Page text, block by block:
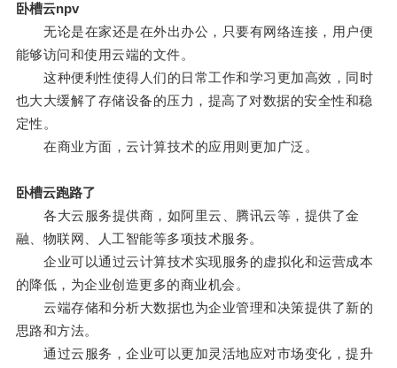
卧槽云npv
无论是在家还是在外出办公，只要有网络连接，用户便
能够访问和使用云端的文件。
这种便利性使得人们的日常工作和学习更加高效，同时
也大大缓解了存储设备的压力，提高了对数据的安全性和稳
定性。
在商业方面，云计算技术的应用则更加广泛。
卧槽云跑路了
各大云服务提供商，如阿里云、腾讯云等，提供了金
融、物联网、人工智能等多项技术服务。
企业可以通过云计算技术实现服务的虚拟化和运营成本
的降低，为企业创造更多的商业机会。
云端存储和分析大数据也为企业管理和决策提供了新的
思路和方法。
通过云服务，企业可以更加灵活地应对市场变化，提升